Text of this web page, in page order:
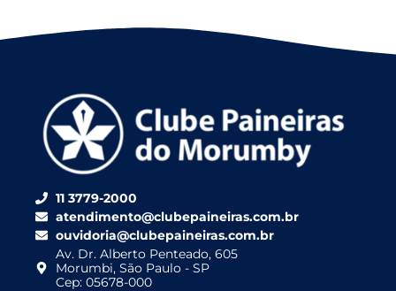
11 3779-2000
atendimento@clubepaineiras.com.br
ouvidoria@clubepaineiras.com.br
Av. Dr. Alberto Penteado, 605
Morumbi, São Paulo - SP
Cep: 05678-000